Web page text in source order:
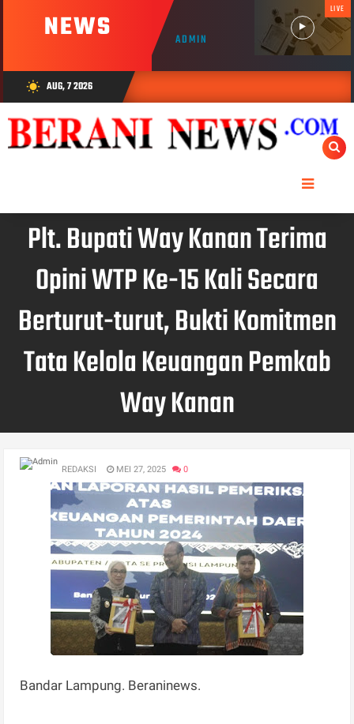
NEWS ADMIN
LIVE
wb_sunny AUG, 7 2026
Plt. Bupati Way Kanan Terima
Opini WTP Ke-15 Kali Secara
Berturut-turut, Bukti Komitmen
Tata Kelola Keuangan Pemkab
Way Kanan
REDAKSI MEI 27, 2025 0
Bandar Lampung. Beraninews.